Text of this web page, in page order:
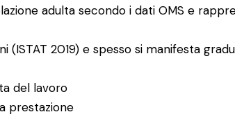
adulta secondo i dati OMS e
(ISTAT 2019) e spesso si manifesta
del lavoro
prestazione